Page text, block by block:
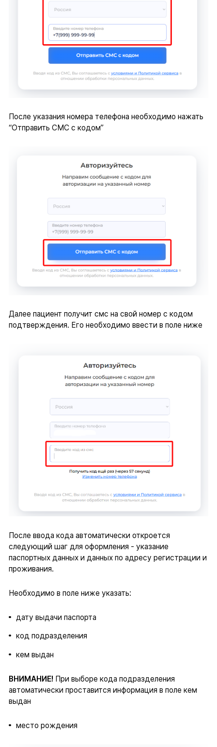
После указания номера телефона необходимо нажать
“Отправить СМС с кодом”
Далее пациент получит смс на свой номер с кодом
подтверждения. Его необходимо ввести в поле ниже
После ввода кода автоматически откроется
следующий шаг для оформления - указание
паспортных данных и данных по адресу регистрации и
проживания.
Необходимо в поле ниже указать:
дату выдачи паспорта
код подразделения
кем выдан
ВНИМАНИЕ! При выборе кода подразделения
автоматически проставится информация в поле кем
выдан
место рождения